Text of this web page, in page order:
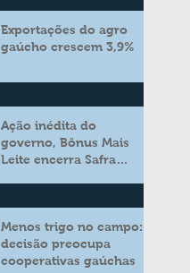
Exportações do agro
gaúcho crescem 3,9%
Ação inédita do
governo, Bônus Mais
Leite encerra Safra
aos produtores de leite
Menos trigo no campo:
decisão preocupa
cooperativas gaúchas